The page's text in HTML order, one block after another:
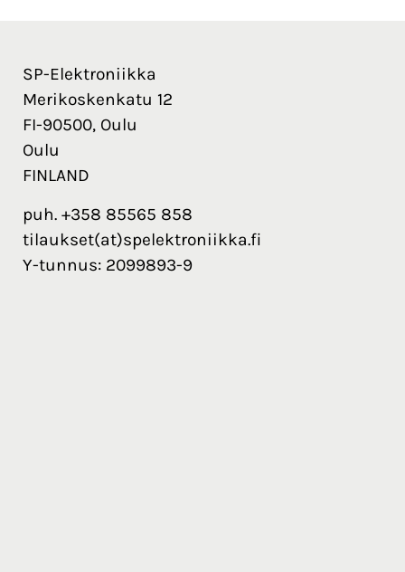
SP-Elektroniikka
Merikoskenkatu 12
FI-90500, Oulu
Oulu
FINLAND
puh. +358 85565 858
tilaukset(at)spelektroniikka.fi
Y-tunnus: 2099893-9